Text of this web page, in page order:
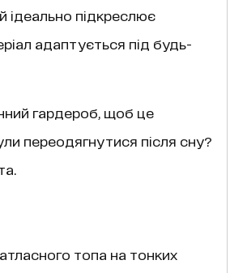
ідеально підкреслює
адаптується під будь-
гардероб, щоб це
переодягнутися після сну?
топа на тонких